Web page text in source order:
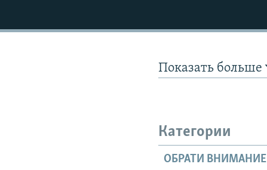
Показать больше
Категории
ОБРАТИ ВНИМАНИЕ